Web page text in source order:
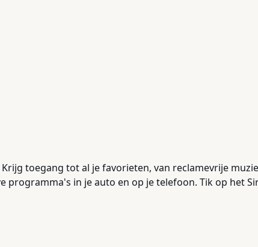
toegang tot al je favorieten, van reclamevrije
in je auto en op je telefoon. Tik op het